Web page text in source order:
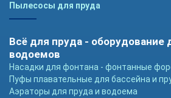
Пылесосы для пруда
Всё для пруда - оборудование
водоемов
Насадки для фонтана - фонтанные
Пуфы плавательные для бассейна и
Аэраторы для пруда и водоема